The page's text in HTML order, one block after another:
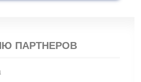
ПАРТНЕРОВ